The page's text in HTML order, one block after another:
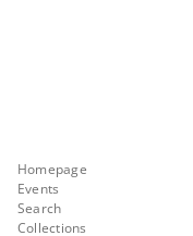
Homepage
Events
Search
Collections